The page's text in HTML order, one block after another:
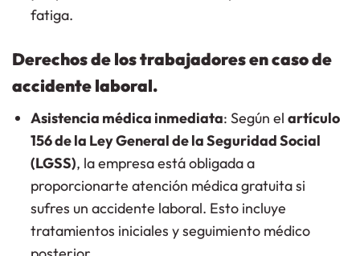
fatiga.
Derechos de los trabajadores en caso de
accidente laboral.
Asistencia médica inmediata: Según elartículo
156 de la Ley General de la Seguridad Social
(LGSS), la empresa está obligada a
proporcionarte atención médica gratuita si
sufres un accidente laboral. Esto incluye
tratamientos iniciales y seguimiento médico